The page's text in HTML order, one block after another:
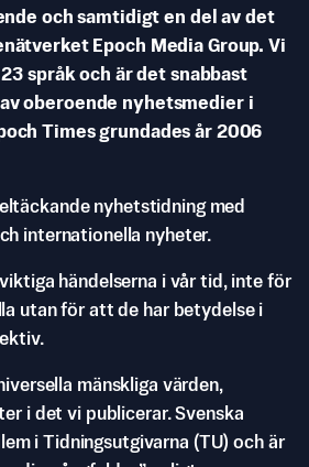
och samtidigt en del av det
Epoch Media Group. Vi
språk och är det snabbast
oberoende nyhetsmedier i
Times grundades år 2006
nyhetstidning med
internationella nyheter.
händelserna i vår tid, inte för
utan för att de har betydelse i
mänskliga värden,
i det vi publicerar. Svenska
i Tidningsutgivarna (TU) och är